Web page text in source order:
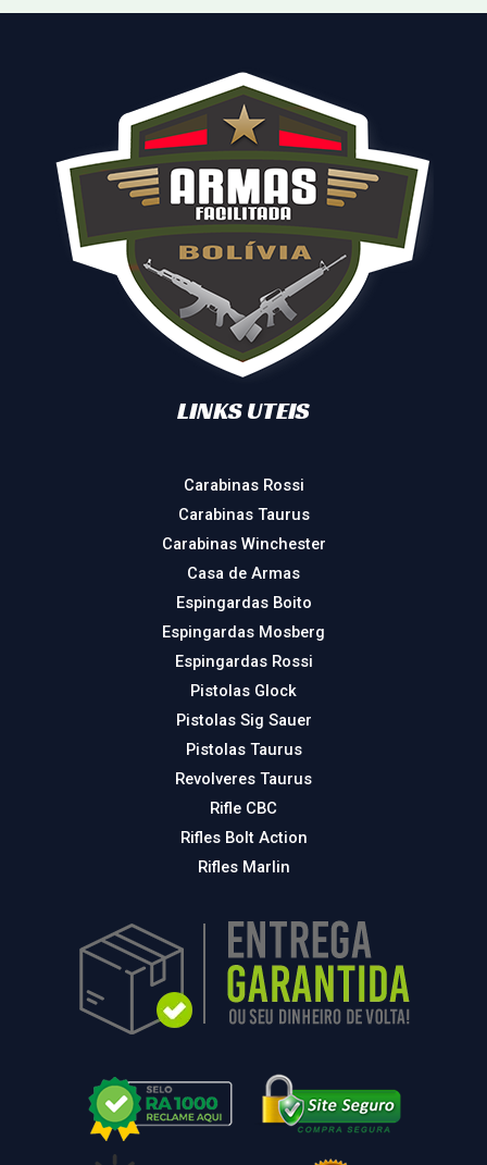
LINKS UTEIS
Carabinas Rossi
Carabinas Taurus
Carabinas Winchester
Casa de Armas
Espingardas Boito
Espingardas Mosberg
Espingardas Rossi
Pistolas Glock
Pistolas Sig Sauer
Pistolas Taurus
Revolveres Taurus
Rifle CBC
Rifles Bolt Action
Rifles Marlin